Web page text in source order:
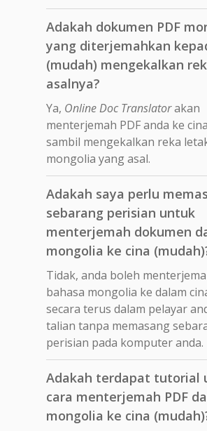
Adakah dokumen PDF
yang diterjemahkan
(mudah) mengekalkan
asalnya?
Ya, Online Doc Translatorakan
menterjemah PDF anda ke
sambil mengekalkan reka
mongolia yang asal.
Adakah saya perlu
sebarang perisian untuk
menterjemah dokumen
mongolia ke cina
Tidak, anda boleh
bahasa mongolia ke dalam
secara terus dalam pelayar
talian tanpa memasang
perisian pada komputer anda.
Adakah terdapat tutorial
cara menterjemah PDF
mongolia ke cina